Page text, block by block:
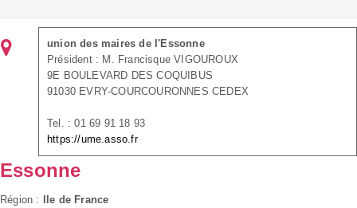
union des maires de l'Essonne
Président : M. Francisque VIGOUROUX
9E BOULEVARD DES COQUIBUS
91030 EVRY-COURCOURONNES CEDEX
Tel. : 01 69 91 18 93
https://ume.asso.fr
Essonne
Région : Ile de France